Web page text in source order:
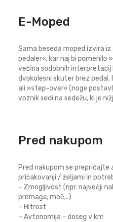
E-Moped
Sama beseda moped izvira
pedaler«, kar naj bi pomenilo
večina sodobnih
dvokolesni skuter brez
ali »step-over« (noge
voznik sedi na sedežu, ki je
Pred nakupom
Pred nakupom se
pričakovanji / željami in
– Zmogljivost (npr. največji
premaga; moč,..)
– Hitrost
– Avtonomija – doseg v km